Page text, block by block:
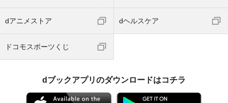
dアニメストア dヘルスケア
ドコモスポーツくじ
dブックアプリのダウンロードはコチラ